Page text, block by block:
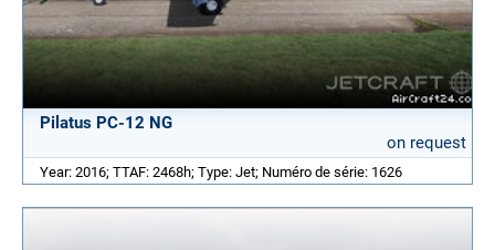
Pilatus PC-12 NG
on request
Year: 2016; TTAF: 2468h; Type: Jet; Numéro de série: 1626